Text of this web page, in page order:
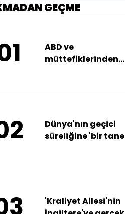
GEÇME
ABD ve
müttefiklerinden
çağrısı
Dünya'nın geçici
süreliğine 'bir tane
'Kraliyet Ailesi'nin